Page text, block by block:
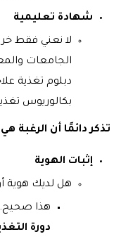
شهادة تعليمية
لا نعني فقط
الجامعات
دبلوم تغذية
بكالوريوس
تذكر دائمًا أن الرغبة
إثبات الهوية
هل لديك هوية
هذا
دورة